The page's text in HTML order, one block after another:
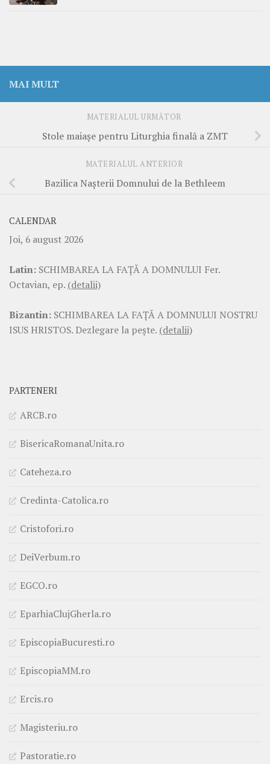
MAI MULT
MATERIALUL URMĂTOR
Stole maiaşe pentru Liturghia finală a ZMT
MATERIALUL ANTERIOR
Bazilica Naşterii Domnului de la Bethleem
CALENDAR
Joi, 6 august 2026
Latin: SCHIMBAREA LA FAŢĂ A DOMNULUI Fer.
Octavian, ep. (detalii)
Bizantin: SCHIMBAREA LA FAŢĂ A DOMNULUI NOSTRU
ISUS HRISTOS. Dezlegare la pește. (detalii)
PARTENERI
ARCB.ro
BisericaRomanaUnita.ro
Cateheza.ro
Credinta-Catolica.ro
Cristofori.ro
DeiVerbum.ro
EGCO.ro
EparhiaClujGherla.ro
EpiscopiaBucuresti.ro
EpiscopiaMM.ro
Ercis.ro
Magisteriu.ro
Pastoratie.ro